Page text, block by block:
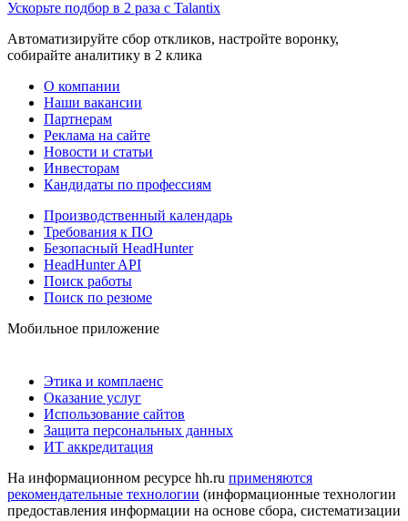
Ускорьте подбор в 2 раза с Talantix
Автоматизируйте сбор откликов, настройте воронку,
собирайте аналитику в 2 клика
О компании
Наши вакансии
Партнерам
Реклама на сайте
Новости и статьи
Инвесторам
Кандидаты по профессиям
Производственный календарь
Требования к ПО
Безопасный HeadHunter
HeadHunter API
Поиск работы
Поиск по резюме
Мобильное приложение
Этика и комплаенс
Оказание услуг
Использование сайтов
Защита персональных данных
ИТ аккредитация
На информационном ресурсе hh.ru применяются
рекомендательные технологии (информационные технологии
предоставления информации на основе сбора, систематизации